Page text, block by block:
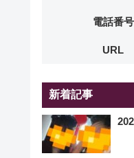
電話番号
URL
新着記事